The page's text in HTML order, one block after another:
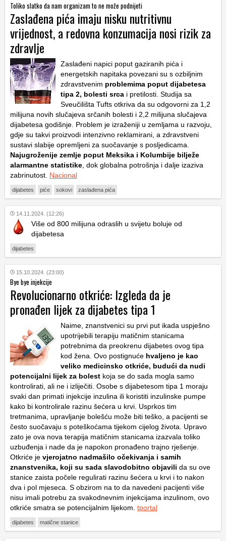
Toliko slatko da nam organizam to ne može podnijeti
Zaslađena pića imaju nisku nutritivnu
vrijednost, a redovna konzumacija nosi rizik za
zdravlje
Zaslađeni napici poput gaziranih pića i
energetskih napitaka povezani su s ozbiljnim
zdravstvenim problemima poput dijabetesa
tipa 2, bolesti srca i pretilosti. Studija sa
Sveučilišta Tufts otkriva da su odgovorni za 1,2
milijuna novih slučajeva srčanih bolesti i 2,2 milijuna slučajeva
dijabetesa godišnje. Problem je izraženiji u zemljama u razvoju,
gdje su takvi proizvodi intenzivno reklamirani, a zdravstveni
sustavi slabije opremljeni za suočavanje s posljedicama.
Najugroženije zemlje poput Meksika i Kolumbije bilježe
alarmantne statistike, dok globalna potrošnja i dalje izaziva
zabrinutost. Nacional
dijabetes piće sokovi zaslađena pića
14.11.2024. (12:26)
Više od 800 milijuna odraslih u svijetu boluje od
dijabetesa
dijabetes
15.10.2024. (23:00)
Bye bye injekcije
Revolucionarno otkriće: Izgleda da je
pronađen lijek za dijabetes tipa 1
Naime, znanstvenici su prvi put ikada uspješno
upotrijebili terapiju matičnim stanicama
potrebnima da preokrenu dijabetes ovog tipa
kod žena. Ovo postignuće hvaljeno je kao
veliko medicinsko otkriće, budući da nudi
potencijalni lijek za bolest koja se do sada mogla samo
kontrolirati, ali ne i izliječiti. Osobe s dijabetesom tipa 1 moraju
svaki dan primati injekcije inzulina ili koristiti inzulinske pumpe
kako bi kontrolirale razinu šećera u krvi. Usprkos tim
tretmanima, upravljanje bolešću može biti teško, a pacijenti se
često suočavaju s poteškoćama tijekom cijelog života. Upravo
zato je ova nova terapija matičnim stanicama izazvala toliko
uzbuđenja i nade da je napokon pronađeno trajno rješenje.
Otkriće je vjerojatno nadmašilo očekivanja i samih
znanstvenika, koji su sada slavodobitno objavili da su ove
stanice zaista počele regulirati razinu šećera u krvi i to nakon
dva i pol mjeseca. S obzirom na to da navedeni pacijenti više
nisu imali potrebu za svakodnevnim injekcijama inzulinom, ovo
otkriće smatra se potencijalnim lijekom. tportal
dijabetes matične stanice